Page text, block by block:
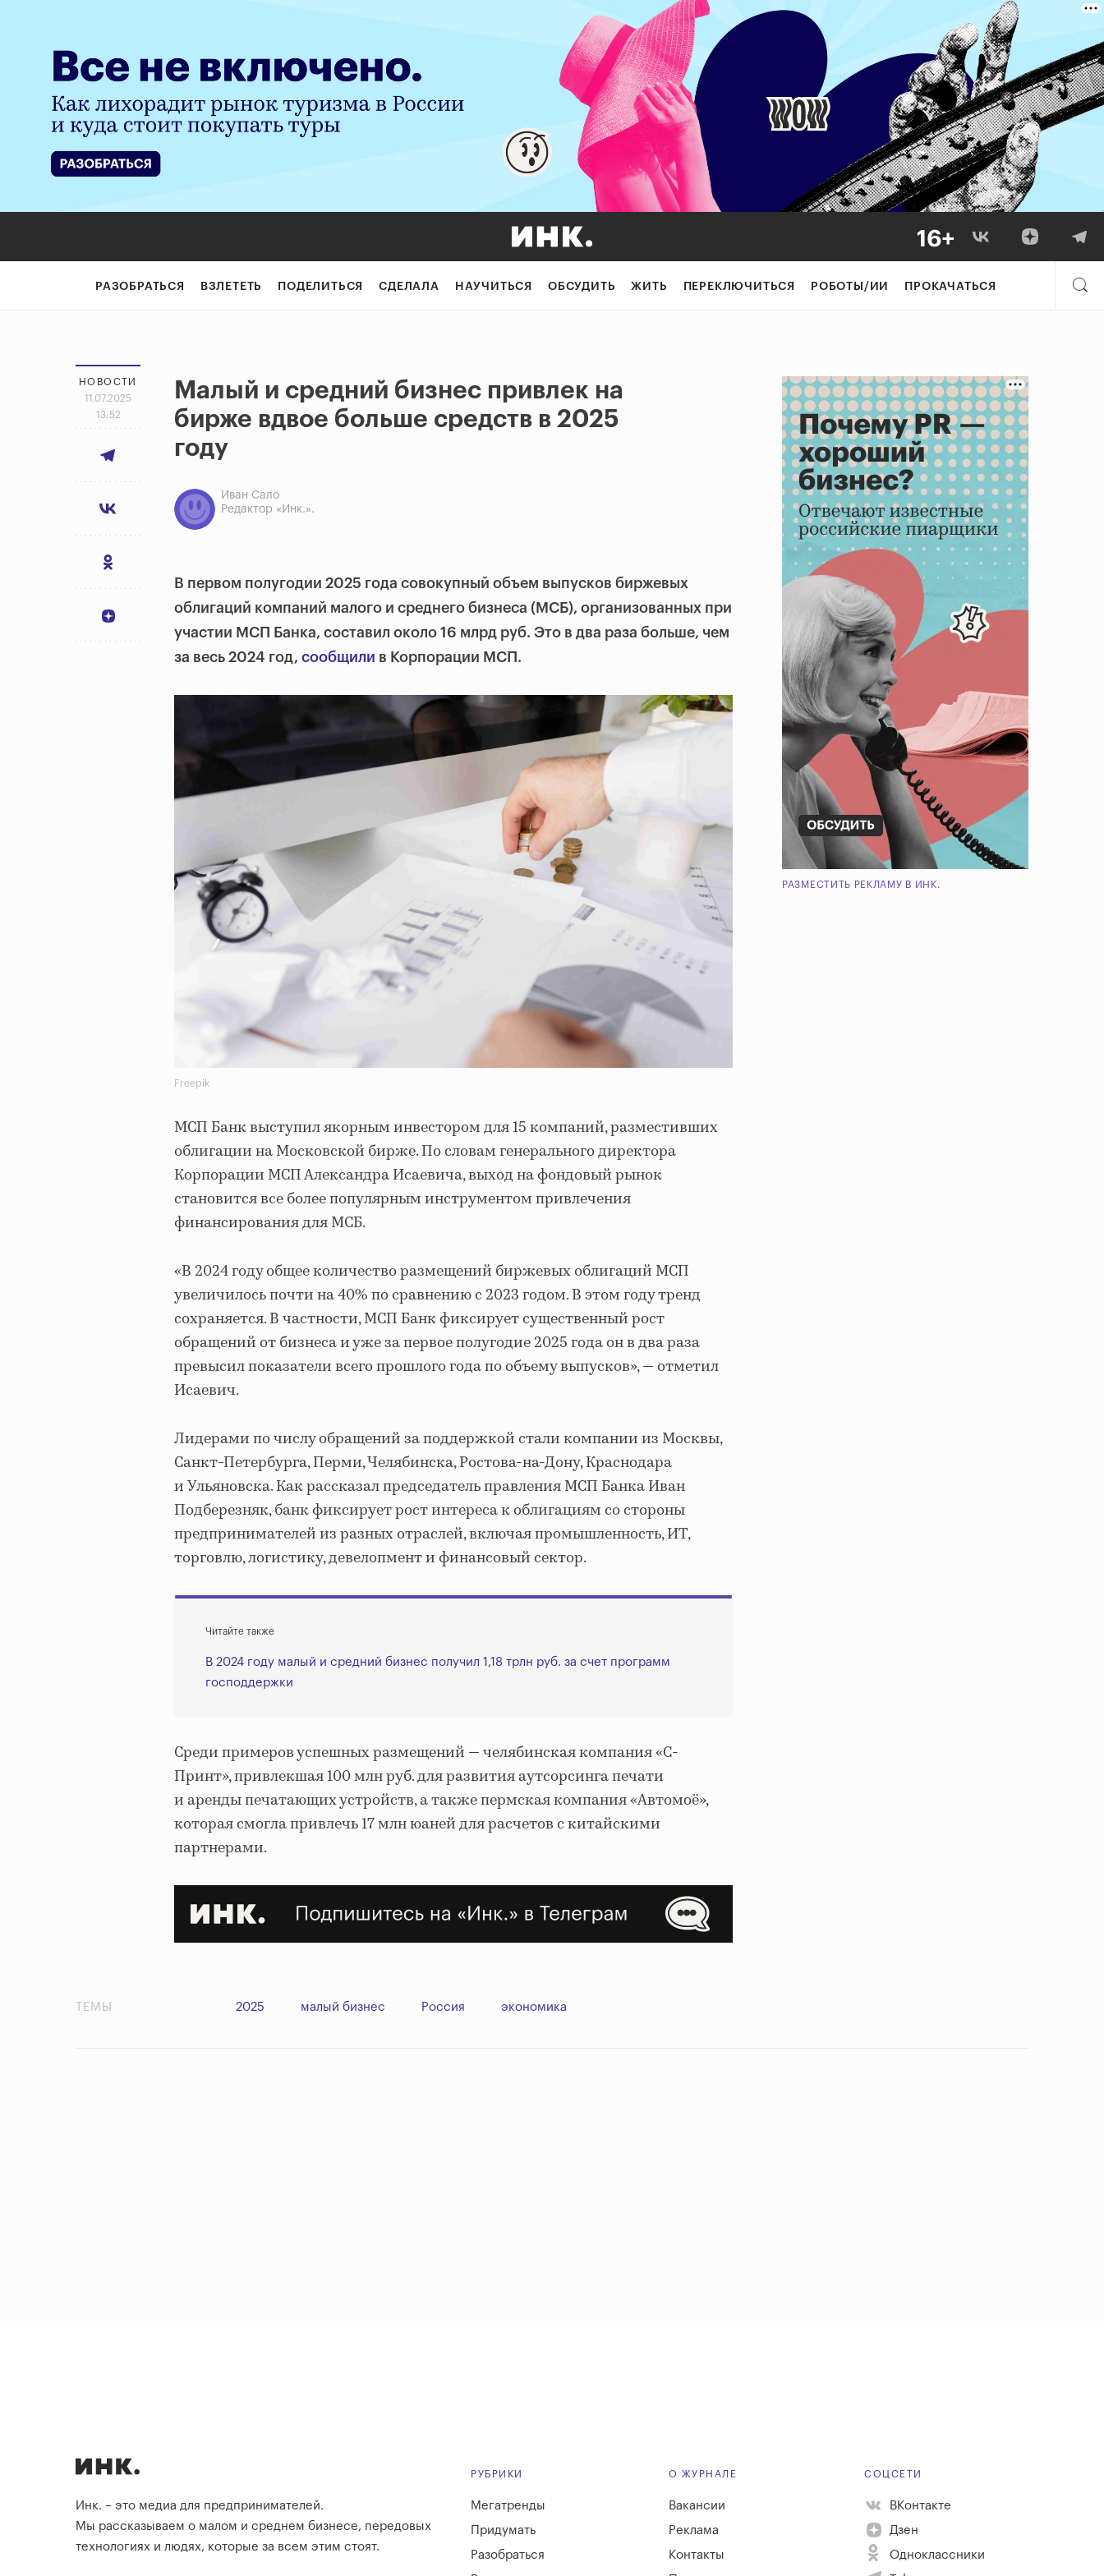
РАЗОБРАТЬСЯ ВЗЛЕТЕТЬ ПОДЕЛИТЬСЯ СДЕЛАЛА НАУЧИТЬСЯ ОБСУДИТЬ ЖИТЬ ПЕРЕКЛЮЧИТЬСЯ РОБОТЫ/ИИ ПРОКАЧАТЬСЯ
НОВОСТИ
11.07.2025
13:52
Малый и средний бизнес привлек на
бирже вдвое больше средств в 2025
году
Иван Сало
Редактор «Инк.».
В первом полугодии 2025 года совокупный объем выпусков биржевых
облигаций компаний малого и среднего бизнеса (МСБ), организованных при
участии МСП Банка, составил около 16 млрд руб. Это в два раза больше, чем
за весь 2024 год, сообщили в Корпорации МСП.
Freepik
МСП Банк выступил якорным инвестором для 15 компаний, разместивших
облигации на Московской бирже. По словам генерального директора
Корпорации МСП Александра Исаевича, выход на фондовый рынок
становится все более популярным инструментом привлечения
финансирования для МСБ.
«В 2024 году общее количество размещений биржевых облигаций МСП
увеличилось почти на 40% по сравнению с 2023 годом. В этом году тренд
сохраняется. В частности, МСП Банк фиксирует существенный рост
обращений от бизнеса и уже за первое полугодие 2025 года он в два раза
превысил показатели всего прошлого года по объему выпусков», — отметил
Исаевич.
Лидерами по числу обращений за поддержкой стали компании из Москвы,
Санкт-Петербурга, Перми, Челябинска, Ростова-на-Дону, Краснодара
и Ульяновска. Как рассказал председатель правления МСП Банка Иван
Подберезняк, банк фиксирует рост интереса к облигациям со стороны
предпринимателей из разных отраслей, включая промышленность, ИТ,
торговлю, логистику, девелопмент и финансовый сектор.
Читайте также
В 2024 году малый и средний бизнес получил 1,18 трлн руб. за счет программ
господдержки
Среди примеров успешных размещений — челябинская компания «С-
Принт», привлекшая 100 млн руб. для развития аутсорсинга печати
и аренды печатающих устройств, а также пермская компания «Автомоё»,
которая смогла привлечь 17 млн юаней для расчетов с китайскими
партнерами.
РАЗМЕСТИТЬ РЕКЛАМУ В ИНК.
ТЕМЫ 2025 малый бизнес Россия экономика
Инк. – это медиа для предпринимателей.
Мы рассказываем о малом и среднем бизнесе, передовых
технологиях и людях, которые за всем этим стоят.
РУБРИКИ
Мегатренды
Придумать
Разобраться
О ЖУРНАЛЕ
Вакансии
Реклама
Контакты
СОЦСЕТИ
ВКонтакте
Дзен
Одноклассники